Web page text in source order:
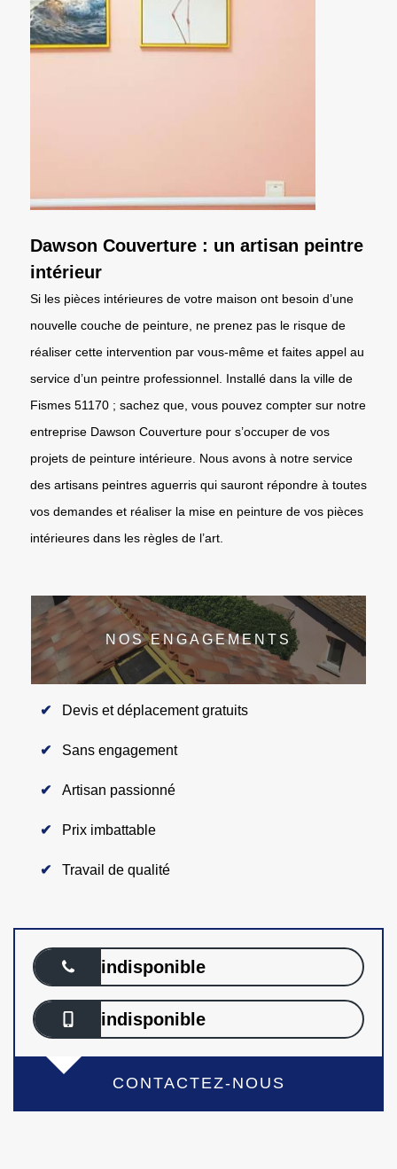
Dawson Couverture : un artisan peintre
intérieur
Si les pièces intérieures de votre maison ont besoin d’une
nouvelle couche de peinture, ne prenez pas le risque de
réaliser cette intervention par vous-même et faites appel au
service d’un peintre professionnel. Installé dans la ville de
Fismes 51170 ; sachez que, vous pouvez compter sur notre
entreprise Dawson Couverture pour s’occuper de vos
projets de peinture intérieure. Nous avons à notre service
des artisans peintres aguerris qui sauront répondre à toutes
vos demandes et réaliser la mise en peinture de vos pièces
intérieures dans les règles de l’art.
NOS ENGAGEMENTS
Devis et déplacement gratuits
Sans engagement
Artisan passionné
Prix imbattable
Travail de qualité
indisponible
indisponible
CONTACTEZ-NOUS